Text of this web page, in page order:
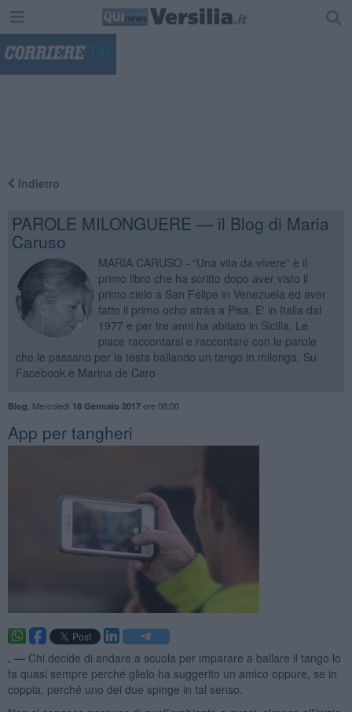
Indietro
PAROLE MILONGUERE — il Blog di Maria
Caruso
MARIA CARUSO - “Una vita da vivere” è il
primo libro che ha scritto dopo aver visto il
primo cielo a San Felipe in Venezuela ed aver
fatto il primo ocho atràs a Pisa. E' in Italia dal
1977 e per tre anni ha abitato in Sicilia. Le
piace raccontarsi e raccontare con le parole
che le passano per la testa ballando un tango in milonga. Su
Facebook è Marina de Caro
Blog Mercoledì 18 Gennaio 2017ore 08:00
App per tangheri
. — Chi decide di andare a scuola per imparare a ballare il tango lo
fa quasi sempre perché glielo ha suggerito un amico oppure, se in
coppia, perché uno dei due spinge in tal senso.